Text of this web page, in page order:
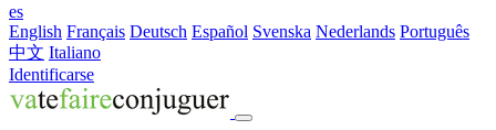
es
English Français Deutsch Español Svenska Nederlands Português
中文 Italiano
Identificarse